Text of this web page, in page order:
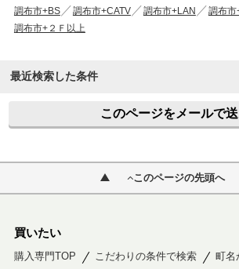
調布市+BS
調布市+CATV 調布市+LAN
調布市
調布市+２Ｆ以上
最近検索した条件
このページをメールで
このページの先頭へ
買いたい
購入専門TOP こだわりの条件で検索
町名